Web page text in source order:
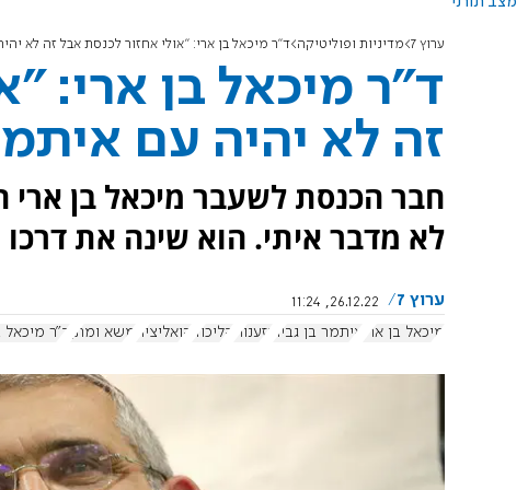
ערוץ 7 מדיניות ופוליטיקה ד"ר מיכאל בן ארי: "אולי אחזור לכנסת אבל זה לא
ד"ר מיכאל בן ארי:
זה לא יהיה עם
חבר הכנסת לשעבר מיכאל בן ארי
לא מדבר איתי. הוא שינה את
ערוץ 7
26.12.22, 11:24
מיכאל בן ארי
איתמר בן גביר גזענות הליכוד קואליציה משא ומתן ד"ר מיכאל